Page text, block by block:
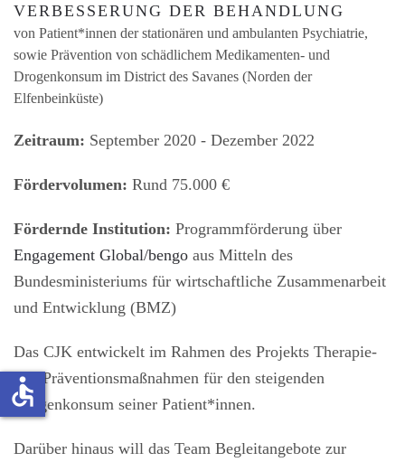
VERBESSERUNG DER BEHANDLUNG
von Patient*innen der stationären und ambulanten Psychiatrie,
sowie Prävention von schädlichem Medikamenten- und
Drogenkonsum im District des Savanes (Norden der
Elfenbeinküste)
Zeitraum: September 2020 - Dezember 2022
Fördervolumen: Rund 75.000 €
Fördernde Institution: Programmförderung über
Engagement Global/bengo aus Mitteln des
Bundesministeriums für wirtschaftliche Zusammenarbeit
und Entwicklung (BMZ)
Das CJK entwickelt im Rahmen des Projekts Therapie-
und Präventionsmaßnahmen für den steigenden
Drogenkonsum seiner Patient*innen.
Darüber hinaus will das Team Begleitangebote zur
accessible